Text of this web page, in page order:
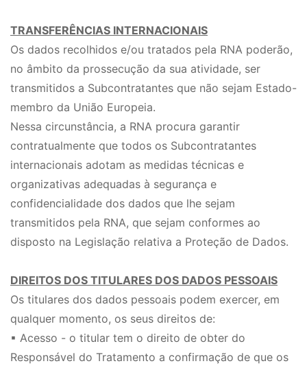
TRANSFERÊNCIAS INTERNACIONAIS
Os dados recolhidos e/ou tratados pela RNA poderão,
no âmbito da prossecução da sua atividade, ser
transmitidos a Subcontratantes que não sejam Estado-
membro da União Europeia.
Nessa circunstância, a RNA procura garantir
contratualmente que todos os Subcontratantes
internacionais adotam as medidas técnicas e
organizativas adequadas à segurança e
confidencialidade dos dados que lhe sejam
transmitidos pela RNA, que sejam conformes ao
disposto na Legislação relativa a Proteção de Dados.
DIREITOS DOS TITULARES DOS DADOS PESSOAIS
Os titulares dos dados pessoais podem exercer, em
qualquer momento, os seus direitos de:
▪ Acesso - o titular tem o direito de obter do
Responsável do Tratamento a confirmação de que os